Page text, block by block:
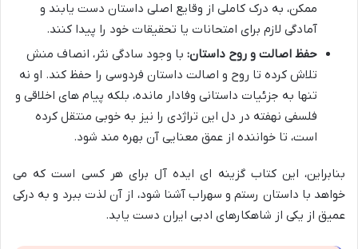
ممکن، به درک کاملی از وقایع اصلی داستان دست یابند و
آمادگی لازم برای امتحانات یا تحقیقات خود را پیدا کنند.
حفظ اصالت و روح داستان: با وجود سادگی نثر، انصاف منش
تلاش کرده تا روح و اصالت داستان فردوسی را حفظ کند. او نه
تنها به جزئیات داستانی وفادار مانده، بلکه پیام های اخلاقی و
فلسفی نهفته در دل این تراژدی را نیز به خوبی منتقل کرده
است، تا خواننده از عمق معنایی آن بهره مند شود.
بنابراین، این کتاب گزینه ای ایده آل برای هر کسی است که می
خواهد با داستان رستم و سهراب آشنا شود، از آن لذت ببرد و به درکی
عمیق از یکی از شاهکارهای ادبی ایران دست یابد.